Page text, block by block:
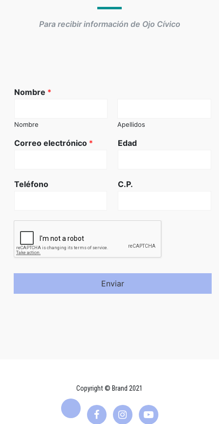
Para recibir información de Ojo Cívico
Nombre *
Nombre Apellidos
Correo electrónico * Edad
Teléfono C.P.
Enviar
Copyright © Brand 2021